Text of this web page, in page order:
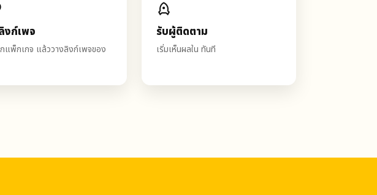
งก์เพจ
แพ็กเกจ แล้ววางลิงก์เพจของ
รับผู้ติดตาม
เริ่มเห็นผลใน ทันที